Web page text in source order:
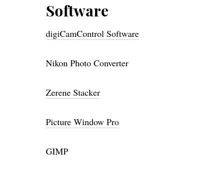
Software
digiCamControl Software
Nikon Photo Converter
Zerene Stacker
Picture Window Pro
GIMP